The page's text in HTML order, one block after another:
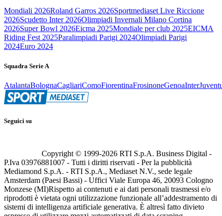
Mondiali 2026Roland Garros 2026Sportmediaset Live Riccione
2026Scudetto Inter 2026Olimpiadi Invernali Milano Cortina
2026Super Bowl 2026Eicma 2025Mondiale per club 2025EICMA
Riding Fest 2025Paralimpiadi Parigi 2024Olimpiadi Parigi
2024Euro 2024
Squadra Serie A
AtalantaBolognaCagliariComoFiorentinaFrosinoneGenoaInter
Seguici su
Copyright © 1999-2026 RTI S.p.A. Business Digital -
P.Iva 03976881007 - Tutti i diritti riservati - Per la pubblicità
Mediamond S.p.A. - RTI S.p.A., Mediaset N.V., sede legale
Amsterdam (Paesi Bassi) - Uffici Viale Europa 46, 20093 Cologno
Monzese (MI)Rispetto ai contenuti e ai dati personali trasmessi e/o
riprodotti è vietata ogni utilizzazione funzionale all’addestramento di
sistemi di intelligenza artificiale generativa. È altresì fatto divieto